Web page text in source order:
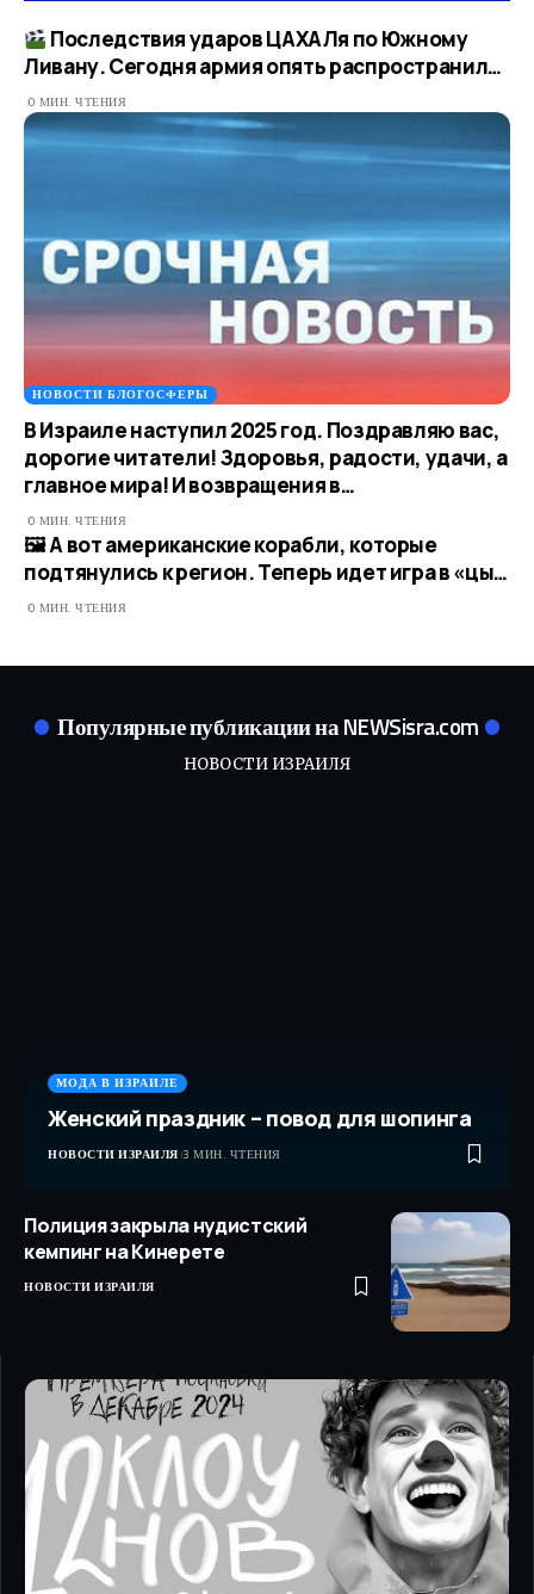
Последствия ударов ЦАХАЛя по Южному
Ливану. Сегодня армия опять распространил…
0 МИН. ЧТЕНИЯ
НОВОСТИ БЛОГОСФЕРЫ
В Израиле наступил 2025 год. Поздравляю вас,
дорогие читатели! Здоровья, радости, удачи, а
главное мира! И возвращения в…
0 МИН. ЧТЕНИЯ
🖼 А вот американские корабли, которые
подтянулись к регион. Теперь идет игра в «цы…
0 МИН. ЧТЕНИЯ
Популярные публикации на NEWSisra.com
НОВОСТИ ИЗРАИЛЯ
МОДА В ИЗРАИЛЕ
Женский праздник – повод для шопинга
НОВОСТИ ИЗРАИЛЯ 3 МИН. ЧТЕНИЯ
Полиция закрыла нудистский
кемпинг на Кинерете
НОВОСТИ ИЗРАИЛЯ